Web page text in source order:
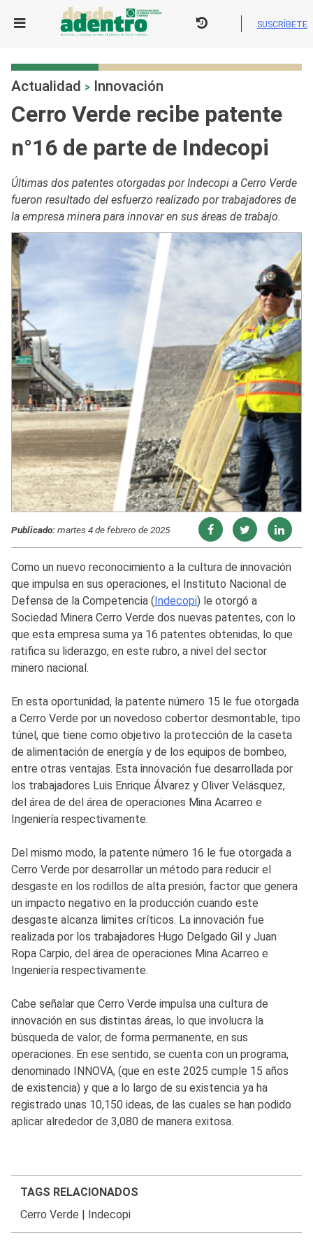
SUSCRÍBETE
Actualidad > Innovación
Cerro Verde recibe patente
n°16 de parte de Indecopi
Últimas dos patentes otorgadas por Indecopi a Cerro Verde
fueron resultado del esfuerzo realizado por trabajadores de
la empresa minera para innovar en sus áreas de trabajo.
Publicado:martes 4 de febrero de 2025
Como un nuevo reconocimiento a la cultura de innovación
que impulsa en sus operaciones, el Instituto Nacional de
Defensa de la Competencia (Indecopi) le otorgó a
Sociedad Minera Cerro Verde dos nuevas patentes, con lo
que esta empresa suma ya 16 patentes obtenidas, lo que
ratifica su liderazgo, en este rubro, a nivel del sector
minero nacional.
En esta oportunidad, la patente número 15 le fue otorgada
a Cerro Verde por un novedoso cobertor desmontable, tipo
túnel, que tiene como objetivo la protección de la caseta
de alimentación de energía y de los equipos de bombeo,
entre otras ventajas. Esta innovación fue desarrollada por
los trabajadores Luis Enrique Álvarez y Oliver Velásquez,
del área de del área de operaciones Mina Acarreo e
Ingeniería respectivamente.
Del mismo modo, la patente número 16 le fue otorgada a
Cerro Verde por desarrollar un método para reducir el
desgaste en los rodillos de alta presión, factor que genera
un impacto negativo en la producción cuando este
desgaste alcanza limites críticos. La innovación fue
realizada por los trabajadores Hugo Delgado Gil y Juan
Ropa Carpio, del área de operaciones Mina Acarreo e
Ingeniería respectivamente.
Cabe señalar que Cerro Verde impulsa una cultura de
innovación en sus distintas áreas, lo que involucra la
búsqueda de valor, de forma permanente, en sus
operaciones. En ese sentido, se cuenta con un programa,
denominado INNOVA, (que en este 2025 cumple 15 años
de existencia) y que a lo largo de su existencia ya ha
registrado unas 10,150 ideas, de las cuales se han podido
aplicar alrededor de 3,080 de manera exitosa.
TAGS RELACIONADOS
Cerro Verde
Indecopi